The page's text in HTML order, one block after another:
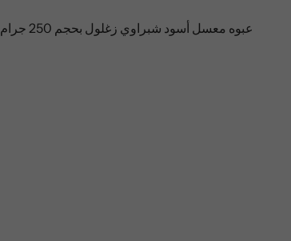
المنتج
عبوه معسل أسود شبراوي زغلول بحجم 250 جرام